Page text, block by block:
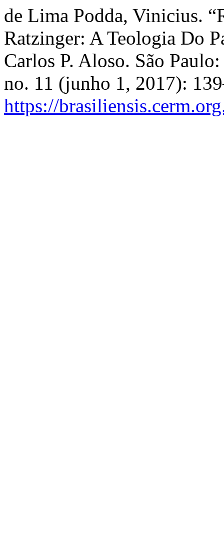
de Lima Podda, Vinicius.
Ratzinger: A Teologia Do
Carlos P. Aloso. São
no. 11 (junho 1, 2017):
https://